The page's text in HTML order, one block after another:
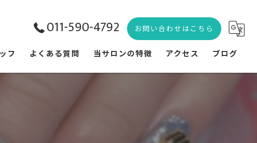
011-590-4792 お問い合わせはこちら
フ よくある質問 当サロンの特徴 アクセス ブログ